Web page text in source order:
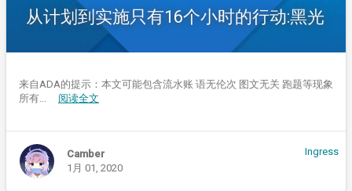
从计划到实施只有16个小时的行动:黑光
来自ADA的提示：本文可能包含流水账 语无伦次 图文无关 跑题等现象
所有... 阅读全文
Camber
1月 01, 2020
Ingress